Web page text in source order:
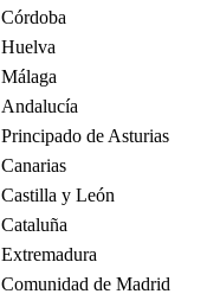
Córdoba
Huelva
Málaga
Andalucía
Principado de Asturias
Canarias
Castilla y León
Cataluña
Extremadura
Comunidad de Madrid